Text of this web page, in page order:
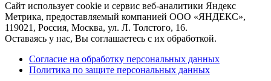
Сайт использует cookie и сервис веб-аналитики Яндекс
Метрика, предоставляемый компанией ООО «ЯНДЕКС»,
119021, Россия, Москва, ул. Л. Толстого, 16.
Оставаясь у нас, Вы соглашаетесь с их обработкой.
Согласие на обработку персональных данных
Политика по защите персональных данных